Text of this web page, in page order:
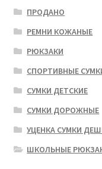
ПРОДАНО
РЕМНИ КОЖАНЫЕ
РЮКЗАКИ
СПОРТИВНЫЕ
СУМКИ ДЕТСКИЕ
СУМКИ ДОРОЖНЫЕ
УЦЕНКА СУМКИ
ШКОЛЬНЫЕ